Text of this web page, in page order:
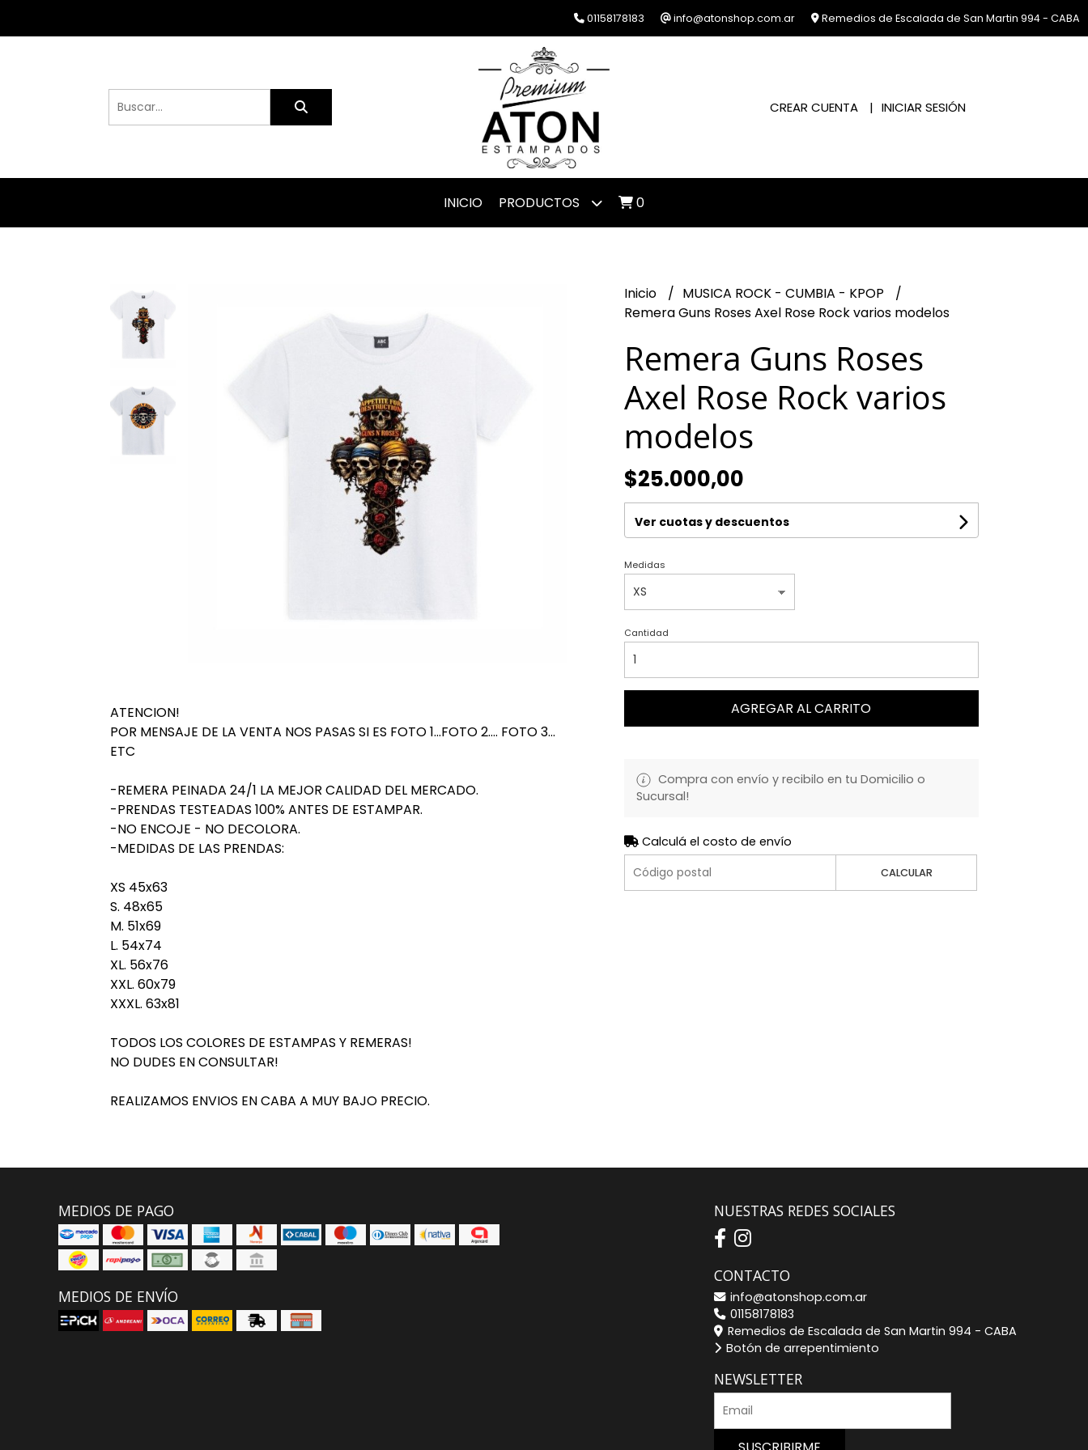
01158178183 info@atonshop.com.ar Remedios de Escalada de San Martin 994 - CABA
CREAR CUENTA INICIAR SESIÓN
INICIO PRODUCTOS 0
ATENCION!
POR MENSAJE DE LA VENTA NOS PASAS SI ES FOTO 1...FOTO 2.... FOTO 3...
ETC
-REMERA PEINADA 24/1 LA MEJOR CALIDAD DEL MERCADO.
-PRENDAS TESTEADAS 100% ANTES DE ESTAMPAR.
-NO ENCOJE - NO DECOLORA.
-MEDIDAS DE LAS PRENDAS:
XS 45x63
S. 48x65
M. 51x69
L. 54x74
XL. 56x76
XXL. 60x79
XXXL. 63x81
TODOS LOS COLORES DE ESTAMPAS Y REMERAS!
NO DUDES EN CONSULTAR!
REALIZAMOS ENVIOS EN CABA A MUY BAJO PRECIO.
Inicio
MUSICA ROCK - CUMBIA - KPOP
Remera Guns Roses Axel Rose Rock varios modelos
Remera Guns Roses
Axel Rose Rock varios
modelos
$25.000,00
Ver cuotas y descuentos
Medidas
Cantidad
AGREGAR AL CARRITO
Compra con envío y recibilo en tu Domicilio o
Sucursal!
Calculá el costo de envío
CALCULAR
MEDIOS DE PAGO
MEDIOS DE ENVÍO
NUESTRAS REDES SOCIALES
CONTACTO
info@atonshop.com.ar
01158178183
Remedios de Escalada de San Martin 994 - CABA
Botón de arrepentimiento
NEWSLETTER